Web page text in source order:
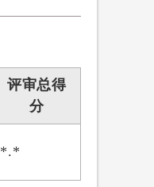
评审总得
分
*.*